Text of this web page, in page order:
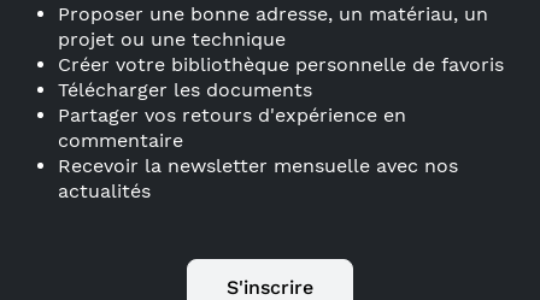
Proposer une bonne adresse, un matériau, un
projet ou une technique
Créer votre bibliothèque personnelle de favoris
Télécharger les documents
Partager vos retours d'expérience en
commentaire
Recevoir la newsletter mensuelle avec nos
actualités
S'inscrire